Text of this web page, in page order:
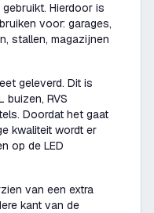
Hierdoor is
voor: garages,
stallen, magazijnen
geleverd. Dit is
buizen, RVS
Doordat het gaat
kwaliteit wordt er
op de LED
van een extra
kant van de